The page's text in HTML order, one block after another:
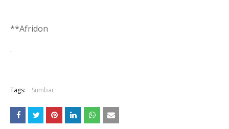
**Afridon
.
Tags: Sumbar